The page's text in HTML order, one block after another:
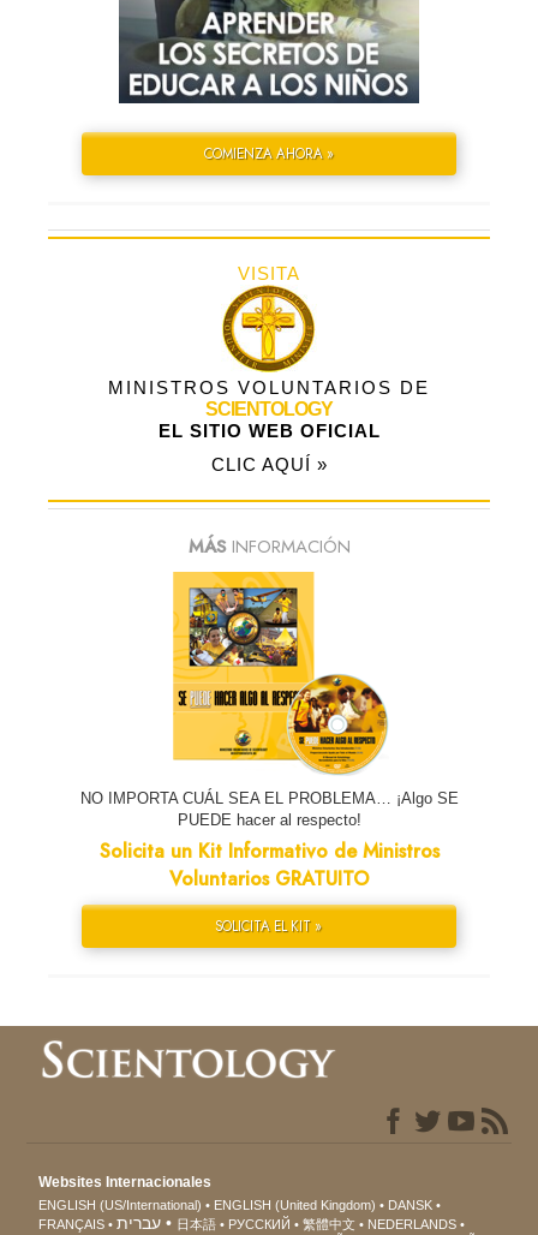
COMIENZA AHORA »
VISITA
MINISTROS VOLUNTARIOS DE
SCIENTOLOGY
EL SITIO WEB OFICIAL
CLIC AQUÍ »
MÁSINFORMACIÓN
NO IMPORTA CUÁL SEA EL PROBLEMA… ¡Algo SE
PUEDE hacer al respecto!
Solicita un Kit Informativo de Ministros
Voluntarios GRATUITO
SOLICITA EL KIT »
Websites Internacionales
ENGLISH (US/International) ENGLISH (United Kingdom)
DANSK
FRANÇAIS
עברית 日本語 РУССКИЙ 繁體中文
NEDERLANDS